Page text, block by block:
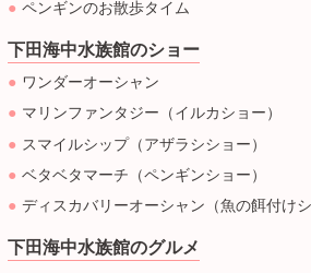
ペンギンのお散歩タイム
下田海中水族館のショー
ワンダーオーシャン
マリンファンタジー（イルカショー）
スマイルシップ（アザラシショー）
ベタベタマーチ（ペンギンショー）
ディスカバリーオーシャン（魚の餌付け
下田海中水族館のグルメ